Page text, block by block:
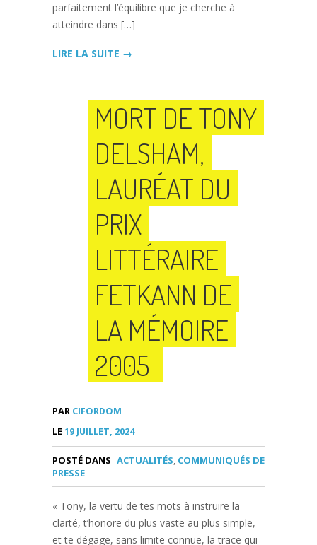
parfaitement l’équilibre que je cherche à
atteindre dans […]
LIRE LA SUITE →
MORT DE TONY
DELSHAM,
LAURÉAT DU
PRIX
LITTÉRAIRE
FETKANN DE
LA MÉMOIRE
2005
PAR CIFORDOM
LE 19 JUILLET, 2024
POSTÉ DANS ACTUALITÉS, COMMUNIQUÉS DE
PRESSE
« Tony, la vertu de tes mots à instruire la
clarté, t’honore du plus vaste au plus simple,
et te dégage, sans limite connue, la trace qui